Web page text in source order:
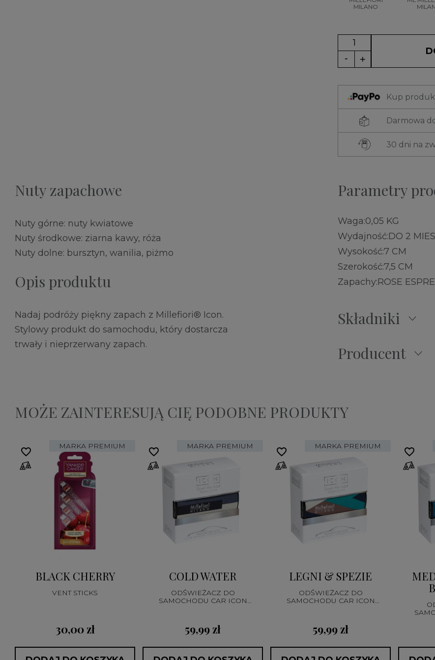
MILANO
Kup
Darmowa
30 dni na
Nuty zapachowe
Nuty górne: nuty kwiatowe
Nuty środkowe: ziarna kawy, róża
Nuty dolne: bursztyn, wanilia, piżmo
Opis produktu
Nadaj podróży piękny zapach z Millefiori® Icon.
Stylowy produkt do samochodu, który dostarcza
trwały i nieprzerwany zapach.
Parametry
Waga:0,05 KG
Wydajność:DO 2
Wysokość:7 CM
Szerokość:7,5 CM
Zapachy:ROSE
Składniki
Producent
MOŻE ZAINTERESUJĄ CIĘ PODOBNE PRODUKTY
MARKA PREMIUM
BLACK CHERRY
VENT STICKS
30,00 zł
favorite_border MARKA PREMIUM
COLD WATER
ODŚWIEŻACZ DO
SAMOCHODU CAR ICON
59,99 zł
favorite_border MARKA PREMIUM
LEGNI & SPEZIE
ODŚWIEŻACZ DO
SAMOCHODU CAR ICON
59,99 zł
favorite_border favorite_border